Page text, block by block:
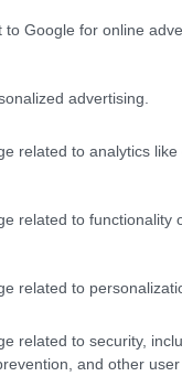
Google for online
advertising.
related to analytics like
related to functionality
related to
related to security,
and other user
Länge
Periode
sich aufgrund
Apps solche
sein können.
der
oder
wofür sie